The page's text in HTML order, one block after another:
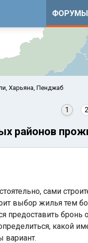
ФОРУМЫ
море
Харьяна, Пенджаб
1 2
районов
сами
выбор жилья тем
предоставить
определиться, какой
вариант.